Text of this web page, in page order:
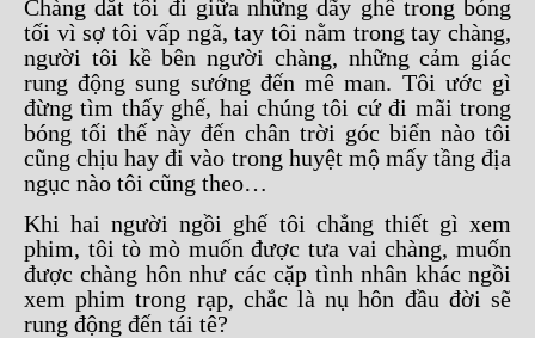
Chàng dắt tôi đi giữa những dãy ghế trong bóng
tối vì sợ tôi vấp ngã, tay tôi nằm trong tay chàng,
người tôi kề bên người chàng, những cảm giác
rung động sung sướng đến mê man. Tôi ước gì
đừng tìm thấy ghế, hai chúng tôi cứ đi mãi trong
bóng tối thế này đến chân trời góc biển nào tôi
cũng chịu hay đi vào trong huyệt mộ mấy tầng địa
ngục nào tôi cũng theo…
Khi hai người ngồi ghế tôi chẳng thiết gì xem
phim, tôi tò mò muốn được tưa vai chàng, muốn
được chàng hôn như các cặp tình nhân khác ngồi
xem phim trong rạp, chắc là nụ hôn đầu đời sẽ
rung động đến tái tê?